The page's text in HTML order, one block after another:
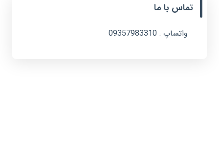
تماس با ما
واتساپ : 09357983310